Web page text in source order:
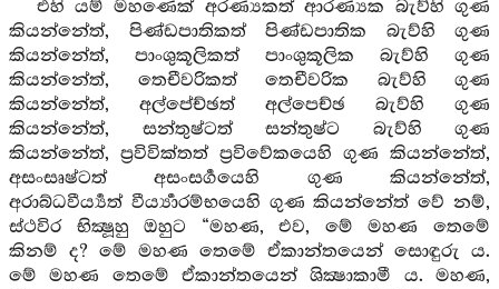
එහි යම් මහණෙක් අරණ්‍යකත් ආරණ්‍යක බැව්හි ගුණ
කියන්නේත්, පිණ්ඩපාතිකත් පිණ්ඩපාතික බැව්හි ගුණ
කියන්නේත්, පාංශුකූලිකත් පාංශුකූලික බැව්හි ගුණ
කියන්නේත්, තෙචීවරිකත් තෙචීවරික බැව්හි ගුණ
කියන්නේත්, අල්පේච්ඡත් අල්පෙච්ඡ බැව්හි ගුණ
කියන්නේත්, සන්තුෂ්ටත් සන්තුෂ්ට බැව්හි ගුණ
කියන්නේත්, ප්‍රවිවික්තත් ප්‍රවිවේකයෙහි ගුණ කියන්නේත්,
අසංසෘෂ්ටත් අසංසර්‍ගයෙහි ගුණ කියන්නේත්,
අරාබ්ධවීර්‍ය්‍යත් වීර්‍ය්‍යාරම්භයෙහි ගුණ කියන්නේත් වේ නම්,
ස්ථවිර භික්‍ෂූහු ඔහුට “මහණ, එව, මේ මහණ තෙමේ
කිනම් ද? මේ මහණ තෙමේ ඒකාන්තයෙන් සොඳුරු ය.
මේ මහණ තෙමේ ඒකාන්තයෙන් ශික්‍ෂාකාමී ය. මහණ,